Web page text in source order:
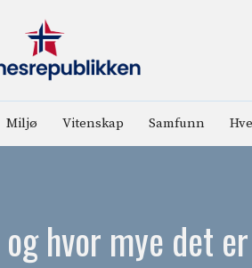
Miljø Vitenskap Samfunn
hvor mye det